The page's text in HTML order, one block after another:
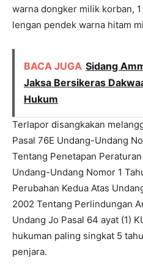
warna dongker milik korban,
lengan pendek warna hitam
BACA JUGA Sidang
Jaksa Bersikeras
Hukum
Terlapor disangkakan
Pasal 76E Undang-Undang
Tentang Penetapan
Undang-Undang Nomor 1
Perubahan Kedua Atas
2002 Tentang Perlindungan
Undang Jo Pasal 64 ayat (1)
hukuman paling singkat 5
penjara.